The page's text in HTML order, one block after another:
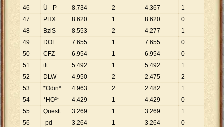
46
Ü - P 8.734 2 4.367 1 .
734
47
PHX 8.620 1 8.620
0
48
BzlS 8.553 2 4.277 1 8 553
49
DOF 7.655 1 7.655
0
50
CFZ 6.954 1 6.954
0
51
tlt 5.492 1 5.492 1
492
52
DLW 4.950 2 2.475 2 2
53
*Odin* 4.963 2 2.482 1
963
54
*HO²* 4.429 1 4.429
0
55
Questt 3.269 1 3.269 1 .
56
-pd- 3.264 1 3.264
0